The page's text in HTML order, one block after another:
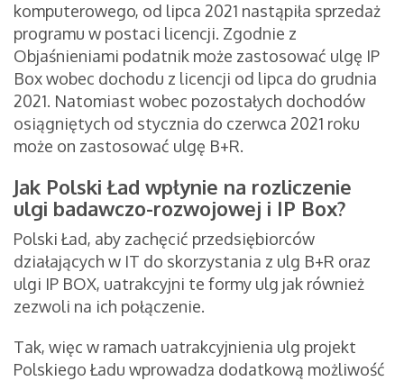
komputerowego, od lipca 2021 nastąpiła sprzedaż
programu w postaci licencji. Zgodnie z
Objaśnieniami podatnik może zastosować ulgę IP
Box wobec dochodu z licencji od lipca do grudnia
2021. Natomiast wobec pozostałych dochodów
osiągniętych od stycznia do czerwca 2021 roku
może on zastosować ulgę B+R.
Jak Polski Ład wpłynie na rozliczenie
ulgi badawczo-rozwojowej i IP Box?
Polski Ład, aby zachęcić przedsiębiorców
działających w IT do skorzystania z ulg B+R oraz
ulgi IP BOX, uatrakcyjni te formy ulg jak również
zezwoli na ich połączenie.
Tak, więc w ramach uatrakcyjnienia ulg projekt
Polskiego Ładu wprowadza dodatkową możliwość